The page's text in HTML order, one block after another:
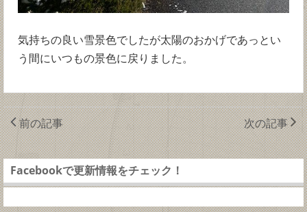
気持ちの良い雪景色でしたが太陽のおかげであっとい
う間にいつもの景色に戻りました。
前の記事 次の記事
Facebookで更新情報をチェック！